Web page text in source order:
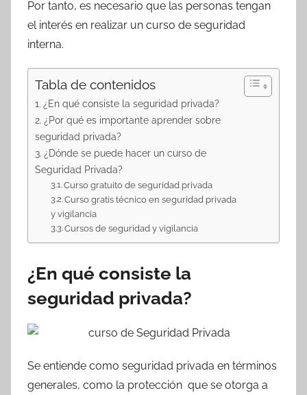
Por tanto, es necesario que las personas tengan
el interés en realizar un curso de seguridad
interna.
Tabla de contenidos
¿En qué consiste la seguridad privada?
¿Por qué es importante aprender sobre
seguridad privada?
¿Dónde se puede hacer un curso de
Seguridad Privada?
Curso gratuito de seguridad privada
Curso gratis técnico en seguridad privada
y vigilancia
Cursos de seguridad y vigilancia
¿En qué consiste la
seguridad privada?
Se entiende como seguridad privada en términos
generales, como la protección que se otorga a